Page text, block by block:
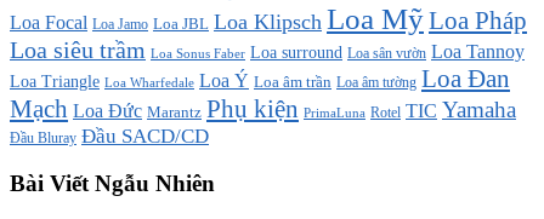
Loa Focal Loa Jamo Loa JBL Loa Klipsch Loa MỹLoa Pháp
Loa siêu trầm Loa Sonus Faber Loa surround Loa sân vườn Loa Tannoy
Loa Triangle Loa Wharfedale Loa Ý Loa âm trần Loa âm tường Loa Đan
Mạch Loa Đức Marantz Phụ kiện PrimaLuna Rotel TIC Yamaha
Đầu Bluray Đầu SACD/CD
Bài Viết Ngẫu Nhiên